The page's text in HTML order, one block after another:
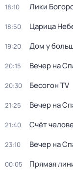
18:10 Лики
18:50 Царица
19:20 Дом у
20:15 Вечер на
20:30 Бесогон TV
21:25 Вечер на
21:40 Счёт
23:10 Вечер на
00:05 Прямая